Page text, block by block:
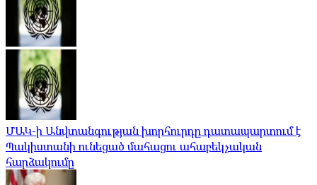
ՄԱԿ-ի Անվտանգության խորհուրդը դատապարտում է
Պակիստանի ունեցած մահացու ահաբեկչական
հարձակումը